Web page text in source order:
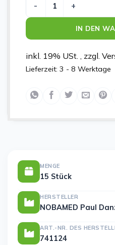
NOBASORB SUPER
IN DEN
inkl. 19% USt. , zzgl.
Lieferzeit: 3 - 8 Werktage
MENGE
15 Stück
HERSTELLER
NOBAMED Paul
ART.-NR. DES
741124